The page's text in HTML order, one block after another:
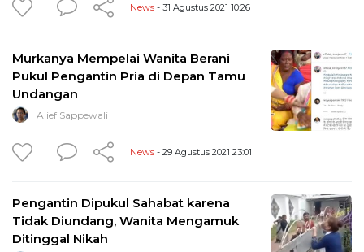
News - 31 Agustus 2021 10:26
Murkanya Mempelai Wanita Berani
Pukul Pengantin Pria di Depan Tamu
Undangan
Alief Sappewali
News - 29 Agustus 2021 23:01
Pengantin Dipukul Sahabat karena
Tidak Diundang, Wanita Mengamuk
Ditinggal Nikah